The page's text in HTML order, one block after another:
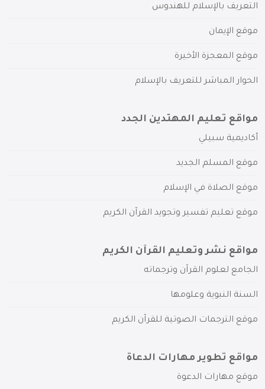
التعريف بالإسلام للهندوس
موقع الإيمان
موقع المعجزة الأخيرة
الحوار المباشر للتعريف بالإسلام
مواقع تعليم المهتدين الجدد
أكاديمية سبيلي
موقع المسلم الجديد
موقع الصلاة في الإسلام
موقع تعليم تفسير وتجويد القرآن الكريم
مواقع نشر وتعليم القرآن الكريم
الجامع لعلوم القرآن وترجماته
السنة النبوية وعلومها
موقع الترجمات الصوتية للقرآن الكريم
مواقع تطوير مهارات الدعاة
موقع مهارات الدعوة